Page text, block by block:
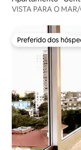
VISTA PARA O
Preferido dos
Preferido dos